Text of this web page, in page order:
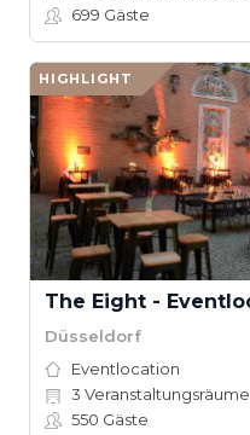
699 Gäste
HIGHLIGHT
Düsseldorf
Eventlocation
3 Veranstaltungsräume
550 Gäste